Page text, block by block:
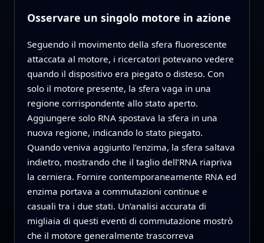
Osservare un singolo motore in azione
Seguendo il movimento della sfera fluorescente
attaccata al motore, i ricercatori potevano vedere
quando il dispositivo era piegato o disteso. Con
solo il motore presente, la sfera vaga in una
regione corrispondente allo stato aperto.
Aggiungere solo RNA spostava la sfera in una
nuova regione, indicando lo stato piegato.
Quando veniva aggiunto l’enzima, la sfera saltava
indietro, mostrando che il taglio dell’RNA riapriva
la cerniera. Fornire contemporaneamente RNA ed
enzima portava a commutazioni continue e
casuali tra i due stati. Un’analisi accurata di
migliaia di questi eventi di commutazione mostrò
che il motore generalmente trascorreva